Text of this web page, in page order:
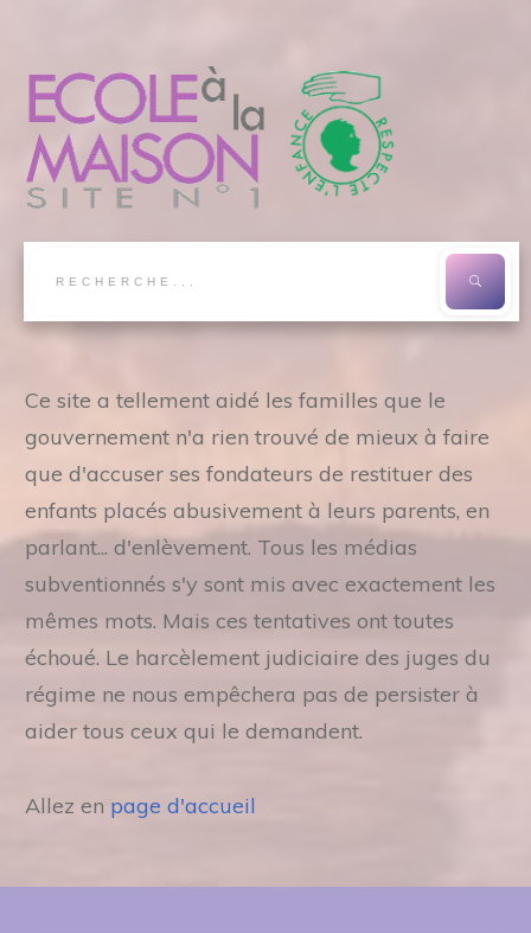
Ce site a tellement aidé les familles que le
gouvernement n'a rien trouvé de mieux à faire
que d'accuser ses fondateurs de restituer des
enfants placés abusivement à leurs parents, en
parlant... d'enlèvement. Tous les médias
subventionnés s'y sont mis avec exactement les
mêmes mots. Mais ces tentatives ont toutes
échoué. Le harcèlement judiciaire des juges du
régime ne nous empêchera pas de persister à
aider tous ceux qui le demandent.
Allez en page d'accueil